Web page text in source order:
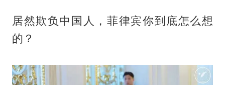
居然欺负中国人，菲律宾你到底怎么想
的？